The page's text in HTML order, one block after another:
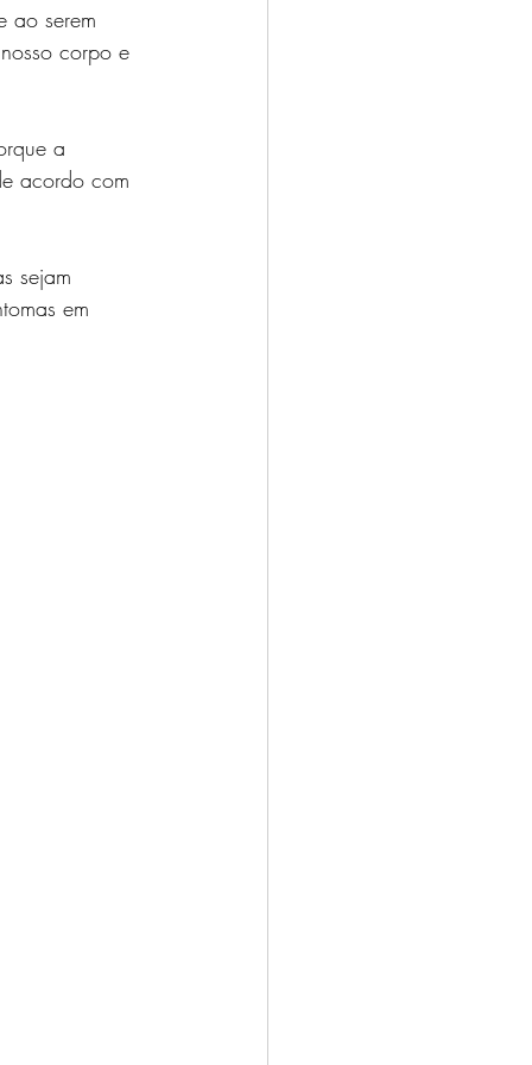
ao serem
corpo e
a
acordo com
sejam
em